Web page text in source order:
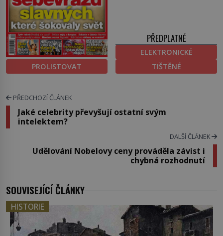
PROLISTOVAT
PŘEDPLATNÉ
ELEKTRONICKÉ
TIŠTĚNÉ
PŘEDCHOZÍ ČLÁNEK
Jaké celebrity převyšují ostatní svým
intelektem?
DALŠÍ ČLÁNEK
Udělování Nobelovy ceny prováděla závist i
chybná rozhodnutí
SOUVISEJÍCÍ ČLÁNKY
HISTORIE